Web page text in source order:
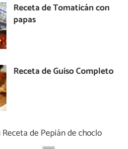
Receta de Tomaticán con
papas
Receta de Guiso Completo
Receta de Pepián de choclo